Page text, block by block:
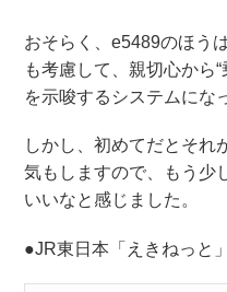
おそらく、e5489のほう
も考慮して、親切心から
を示唆するシステムにな
しかし、初めてだとそれ
気もしますので、もう少
いいなと感じました。
●JR東日本「えきねっと